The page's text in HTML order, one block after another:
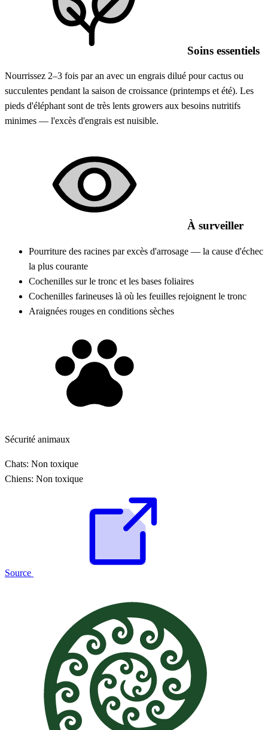
Soins essentiels
Nourrissez 2–3 fois par an avec un engrais dilué pour cactus ou
succulentes pendant la saison de croissance (printemps et été). Les
pieds d'éléphant sont de très lents growers aux besoins nutritifs
minimes — l'excès d'engrais est nuisible.
À surveiller
Pourriture des racines par excès d'arrosage — la cause d'échec
la plus courante
Cochenilles sur le tronc et les bases foliaires
Cochenilles farineuses là où les feuilles rejoignent le tronc
Araignées rouges en conditions sèches
Sécurité animaux
Chats: Non toxique
Chiens: Non toxique
Source